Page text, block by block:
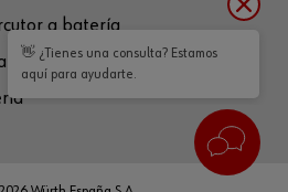
a batería
👋 ¿Tienes una consulta? Estamos
aquí para ayudarte.